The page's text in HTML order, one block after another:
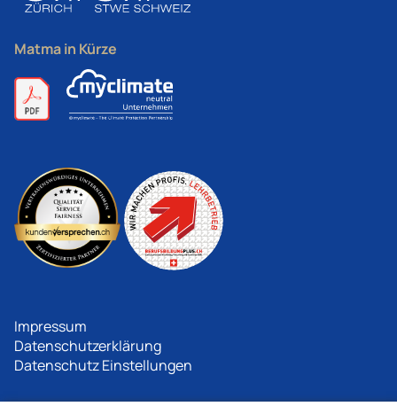
Matma in Kürze
Impressum
Datenschutzerklärung
Datenschutz Einstellungen